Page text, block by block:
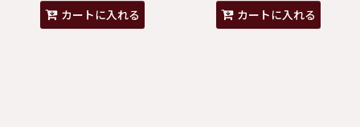
カートに入れる カートに入れる